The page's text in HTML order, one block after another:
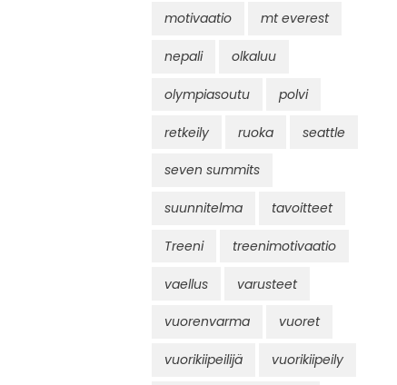
motivaatio mt everest
nepali olkaluu
olympiasoutu polvi
retkeily ruoka seattle
seven summits
suunnitelma tavoitteet
Treeni treenimotivaatio
vaellus varusteet
vuorenvarma vuoret
vuorikiipeilijä vuorikiipeily